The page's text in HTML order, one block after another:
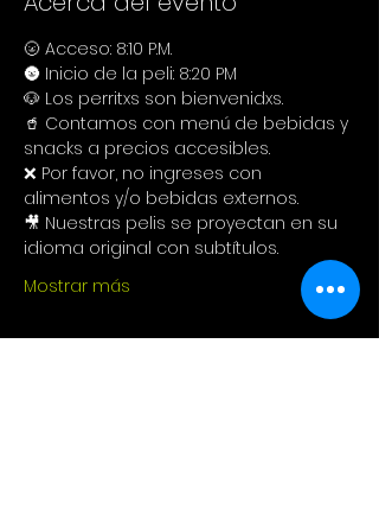
🌝 Acceso: 8:10 P.M.
🌚 Inicio de la peli: 8:20 PM
🐶 Los perritxs son bienvenidxs.
🥤 Contamos con menú de bebidas y
snacks a precios accesibles.
❌ Por favor, no ingreses con
alimentos y/o bebidas externos.
🎥 Nuestras pelis se proyectan en su
idioma original con subtítulos.
Mostrar más